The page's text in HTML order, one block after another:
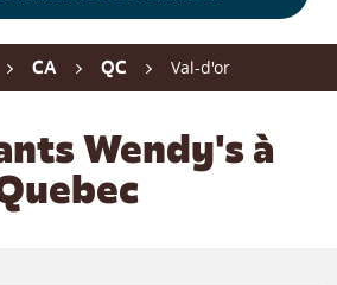
CA QC Val-d'or
Wendy's à